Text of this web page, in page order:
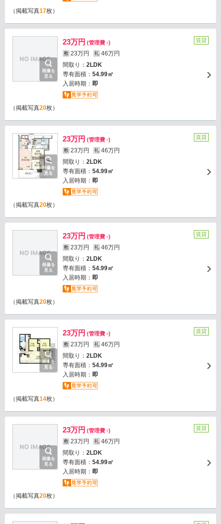
（掲載写真17枚）
画像を
見る
23万円 (管理費 -)
敷 23万円 礼 46万円
間取り： 2LDK
専有面積： 54.99㎡
入居時期： 即
賃貸
（掲載写真20枚）
画像を
見る
23万円 (管理費 -)
敷 23万円 礼 46万円
間取り： 2LDK
専有面積： 54.99㎡
入居時期： 即
賃貸
（掲載写真20枚）
画像を
見る
23万円 (管理費 -)
敷 23万円 礼 46万円
間取り： 2LDK
専有面積： 54.99㎡
入居時期： 即
賃貸
（掲載写真20枚）
画像を
見る
23万円 (管理費 -)
敷 23万円 礼 46万円
間取り： 2LDK
専有面積： 54.99㎡
入居時期： 即
賃貸
（掲載写真14枚）
画像を
見る
23万円 (管理費 -)
敷 23万円 礼 46万円
間取り： 2LDK
専有面積： 54.99㎡
入居時期： 即
賃貸
（掲載写真20枚）